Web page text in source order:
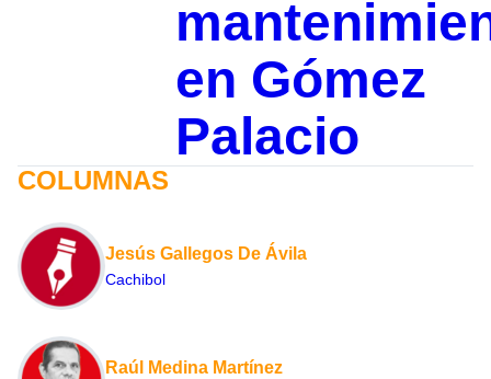
en Gómez
Palacio
COLUMNAS
Jesús Gallegos De Ávila
Cachibol
Raúl Medina Martínez